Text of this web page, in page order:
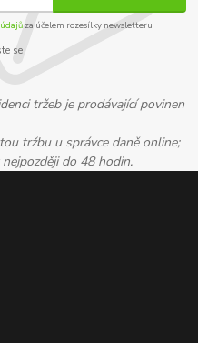
za účelem rozesílky newsletteru.
se
tržeb je prodávající povinen
tržbu u správce daně online;
do 48 hodin.